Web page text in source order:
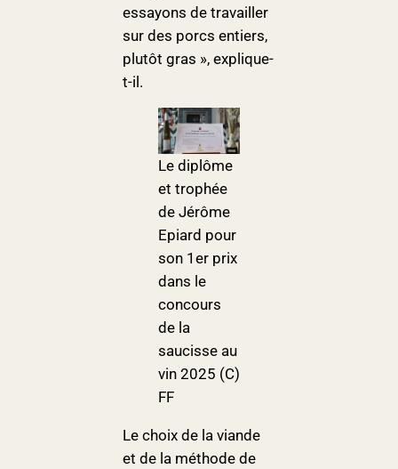
essayons de travailler
sur des porcs entiers,
plutôt gras », explique-
t-il.
Le diplôme
et trophée
de Jérôme
Epiard pour
son 1er prix
dans le
concours
de la
saucisse au
vin 2025 (C)
FF
Le choix de la viande
et de la méthode de